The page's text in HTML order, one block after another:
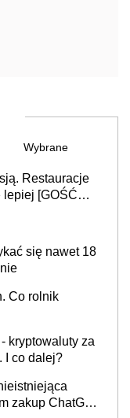
Wybrane
Restauracje
lepiej [GOŚĆ
się nawet 18
Co rolnik
kryptowaluty za
I co dalej?
zakup ChatGPT